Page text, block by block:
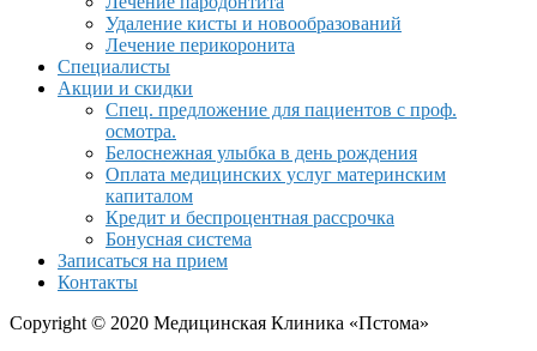
Удаление кисты и новообразований
Лечение перикоронита
Специалисты
Акции и скидки
Спец. предложение для пациентов с проф.
осмотра.
Белоснежная улыбка в день рождения
Оплата медицинских услуг материнским
капиталом
Кредит и беспроцентная рассрочка
Бонусная система
Записаться на прием
Контакты
Copyright © 2020 Медицинская Клиника «Пстома»